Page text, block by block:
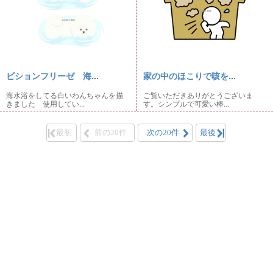
ビションフリーゼ 海...
海水浴をしてる白いわんちゃんを描
きました 使用してい...
家の中のほこりで咳を...
ご覧いただきありがとうございま
す。シンプルで可愛い棒...
最初 前の20件 次の20件 最後